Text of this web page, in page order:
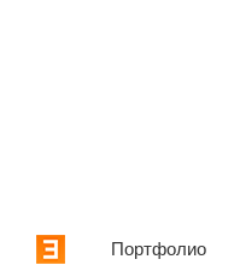
Портфолио